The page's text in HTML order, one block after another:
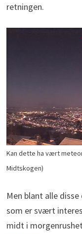
retningen.
Kan dette ha vært
Midtskogen)
Men blant alle
som er svært
midt i